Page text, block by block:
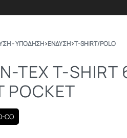
ΣΩΜΑΤΑ ΑΣΦΑΛΕΙΑΣ
- ΥΠΟΔΗΣΗ›ΕΝΔΥΣΗ›T-SHIRT/POLO
TEX T-SHIRT
POCKET
CO